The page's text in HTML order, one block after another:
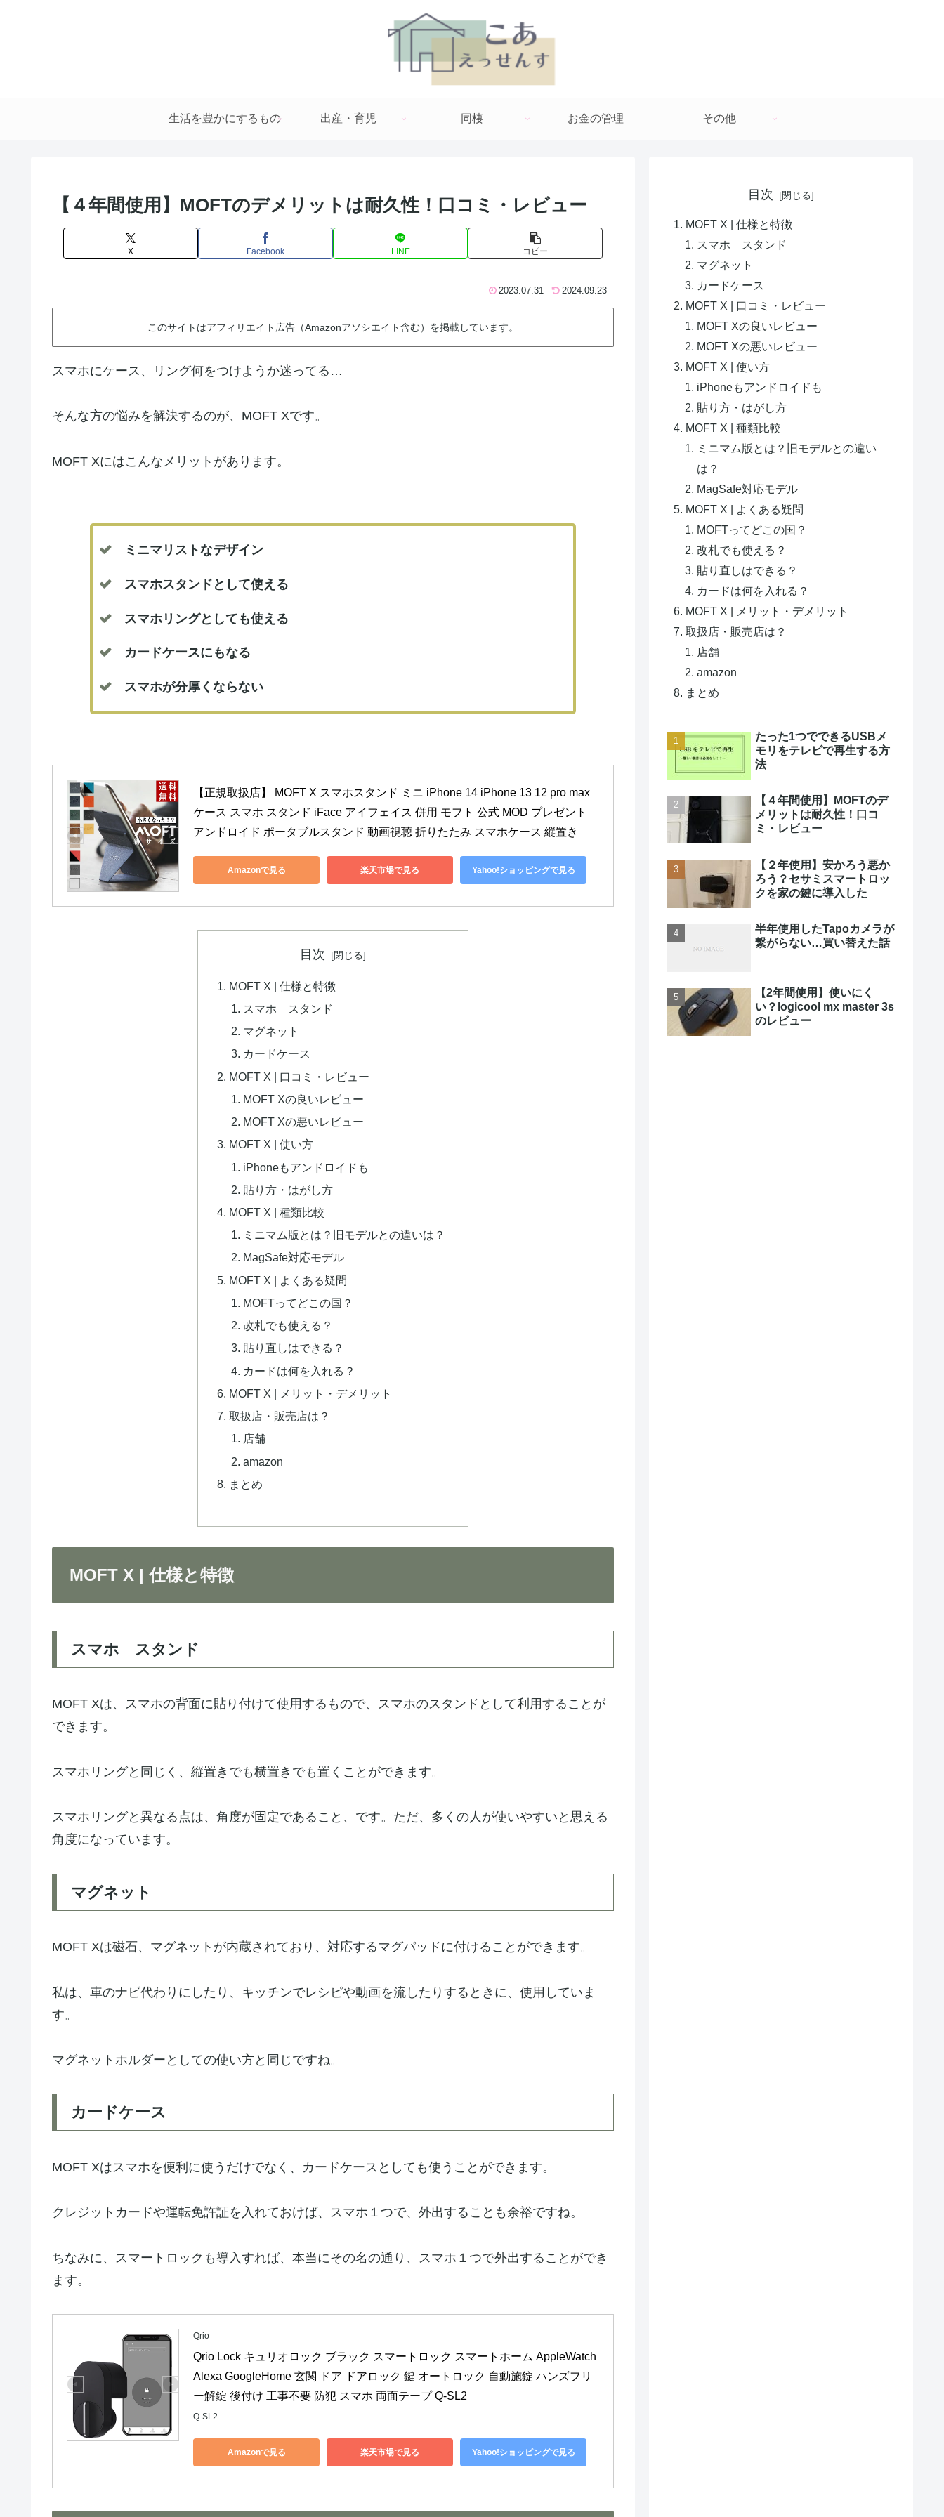
生活を豊かにするもの 出産・育児 同棲 お金の管理 その他
【４年間使用】MOFTのデメリットは耐久性！口コミ・レビュー
X Facebook LINE コピー
2023.07.31 2024.09.23
このサイトはアフィリエイト広告（Amazonアソシエイト含む）を掲載しています。
スマホにケース、リング何をつけようか迷ってる…
そんな方の悩みを解決するのが、MOFT Xです。
MOFT Xにはこんなメリットがあります。
ミニマリストなデザイン
スマホスタンドとして使える
スマホリングとしても使える
カードケースにもなる
スマホが分厚くならない
【正規取扱店】 MOFT X スマホスタンド ミニ iPhone 14 iPhone 13 12 pro max
ケース スマホ スタンド iFace アイフェイス 併用 モフト 公式 MOD プレゼント
アンドロイド ポータブルスタンド 動画視聴 折りたたみ スマホケース 縦置き
Amazonで見る 楽天市場で見る Yahoo!ショッピングで見る
目次
MOFT X | 仕様と特徴
スマホ スタンド
マグネット
カードケース
MOFT X | 口コミ・レビュー
MOFT Xの良いレビュー
MOFT Xの悪いレビュー
MOFT X | 使い方
iPhoneもアンドロイドも
貼り方・はがし方
MOFT X | 種類比較
ミニマム版とは？旧モデルとの違いは？
MagSafe対応モデル
MOFT X | よくある疑問
MOFTってどこの国？
改札でも使える？
貼り直しはできる？
カードは何を入れる？
MOFT X | メリット・デメリット
取扱店・販売店は？
店舗
amazon
まとめ
MOFT X | 仕様と特徴
スマホ スタンド
MOFT Xは、スマホの背面に貼り付けて使用するもので、スマホのスタンドとして利用することが
できます。
スマホリングと同じく、縦置きでも横置きでも置くことができます。
スマホリングと異なる点は、角度が固定であること、です。ただ、多くの人が使いやすいと思える
角度になっています。
マグネット
MOFT Xは磁石、マグネットが内蔵されており、対応するマグパッドに付けることができます。
私は、車のナビ代わりにしたり、キッチンでレシピや動画を流したりするときに、使用していま
す。
マグネットホルダーとしての使い方と同じですね。
カードケース
MOFT Xはスマホを便利に使うだけでなく、カードケースとしても使うことができます。
クレジットカードや運転免許証を入れておけば、スマホ１つで、外出することも余裕ですね。
ちなみに、スマートロックも導入すれば、本当にその名の通り、スマホ１つで外出することができ
ます。
Qrio
Qrio Lock キュリオロック ブラック スマートロック スマートホーム AppleWatch
Alexa GoogleHome 玄関 ドア ドアロック 鍵 オートロック 自動施錠 ハンズフリ
ー解錠 後付け 工事不要 防犯 スマホ 両面テープ Q-SL2
Q-SL2
Amazonで見る 楽天市場で見る Yahoo!ショッピングで見る
目次
MOFT X | 仕様と特徴
スマホ スタンド
マグネット
カードケース
MOFT X | 口コミ・レビュー
MOFT Xの良いレビュー
MOFT Xの悪いレビュー
MOFT X | 使い方
iPhoneもアンドロイドも
貼り方・はがし方
MOFT X | 種類比較
ミニマム版とは？旧モデルとの違い
は？
MagSafe対応モデル
MOFT X | よくある疑問
MOFTってどこの国？
改札でも使える？
貼り直しはできる？
カードは何を入れる？
MOFT X | メリット・デメリット
取扱店・販売店は？
店舗
amazon
まとめ
たった1つでできるUSBメ
モリをテレビで再生する方
法
【４年間使用】MOFTのデ
メリットは耐久性！口コ
ミ・レビュー
【２年使用】安かろう悪か
ろう？セサミスマートロッ
クを家の鍵に導入した
半年使用したTapoカメラが
繋がらない…買い替えた話
【2年間使用】使いにく
い？logicool mx master 3s
のレビュー